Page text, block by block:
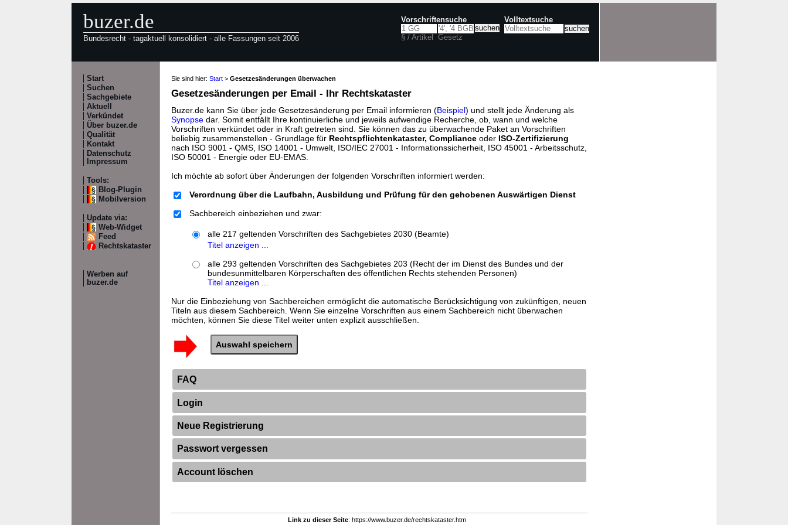
buzer.de
Bundesrecht - tagaktuell konsolidiert - alle Fassungen seit 2006
Vorschriftensuche
§ / Artikel Gesetz
Volltextsuche
Start
Suchen
Sachgebiete
Aktuell
Verkündet
Über buzer.de
Qualität
Kontakt
Datenschutz
Impressum
Tools:
Blog-Plugin
Mobilversion
Update via:
Web-Widget
Feed
Rechtskataster
Werben auf
buzer.de
Sie sind hier: Start > Gesetzesänderungen überwachen
Gesetzesänderungen per Email - Ihr Rechtskataster
Buzer.de kann Sie über jede Gesetzesänderung per Email informieren (Beispiel) und stellt jede Änderung als
Synopse dar. Somit entfällt Ihre kontinuierliche und jeweils aufwendige Recherche, ob, wann und welche
Vorschriften verkündet oder in Kraft getreten sind. Sie können das zu überwachende Paket an Vorschriften
beliebig zusammenstellen - Grundlage für Rechtspflichtenkataster, Compliance oder ISO-Zertifizierung
nach ISO 9001 - QMS, ISO 14001 - Umwelt, ISO/IEC 27001 - Informationssicherheit, ISO 45001 - Arbeitsschutz,
ISO 50001 - Energie oder EU-EMAS.
Ich möchte ab sofort über Änderungen der folgenden Vorschriften informiert werden:
Verordnung über die Laufbahn, Ausbildung und Prüfung für den gehobenen Auswärtigen Dienst
Sachbereich einbeziehen und zwar:
alle 217 geltenden Vorschriften des Sachgebietes 2030 (Beamte)
Titel anzeigen ...
alle 293 geltenden Vorschriften des Sachgebietes 203 (Recht der im Dienst des Bundes und der
bundesunmittelbaren Körperschaften des öffentlichen Rechts stehenden Personen)
Titel anzeigen ...
Nur die Einbeziehung von Sachbereichen ermöglicht die automatische Berücksichtigung von zukünftigen, neuen
Titeln aus diesem Sachbereich. Wenn Sie einzelne Vorschriften aus einem Sachbereich nicht überwachen
möchten, können Sie diese Titel weiter unten explizit ausschließen.
FAQ
Login
Neue Registrierung
Passwort vergessen
Account löschen
Link zu dieser Seite: https://www.buzer.de/rechtskataster.htm